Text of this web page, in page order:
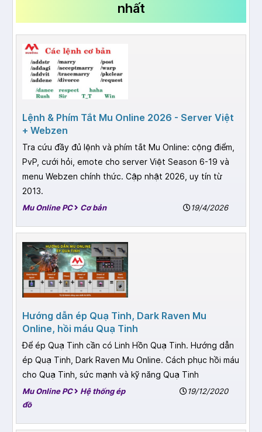
nhất
Lệnh & Phím Tắt Mu Online 2026 - Server Việt
+ Webzen
Tra cứu đầy đủ lệnh và phím tắt Mu Online: cộng điểm,
PvP, cưới hỏi, emote cho server Việt Season 6-19 và
menu Webzen chính thức. Cập nhật 2026, uy tín từ
2013.
Mu Online PC Cơ bản 19/4/2026
Hướng dẫn ép Quạ Tinh, Dark Raven Mu
Online, hồi máu Quạ Tinh
Để ép Quạ Tinh cần có Linh Hồn Quạ Tinh. Hướng dẫn
ép Quạ Tinh, Dark Raven Mu Online. Cách phục hồi máu
cho Quạ Tinh, sức mạnh và kỹ năng Quạ Tinh
Mu Online PC
Hệ thống ép
đồ
19/12/2020